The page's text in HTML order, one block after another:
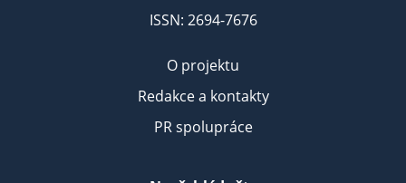
ISSN: 2694-7676
O projektu
Redakce a kontakty
PR spolupráce